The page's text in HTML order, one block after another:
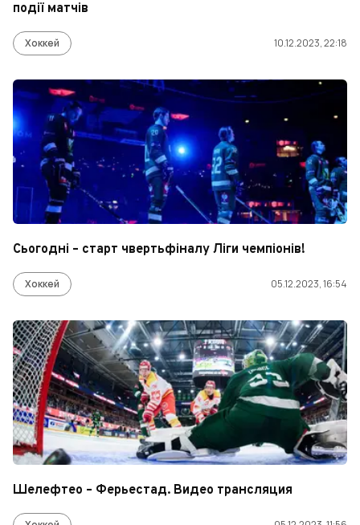
події матчів
Хоккей 10.12.2023, 22:18
Сьогодні – старт чвертьфіналу Ліги чемпіонів!
Хоккей 05.12.2023, 16:54
Шелефтео – Ферьестад. Видео трансляция